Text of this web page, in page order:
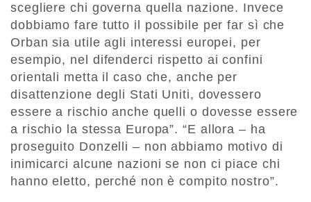
scegliere chi governa quella nazione. Invece
dobbiamo fare tutto il possibile per far sì che
Orban sia utile agli interessi europei, per
esempio, nel difenderci rispetto ai confini
orientali metta il caso che, anche per
disattenzione degli Stati Uniti, dovessero
essere a rischio anche quelli o dovesse essere
a rischio la stessa Europa”. “E allora – ha
proseguito Donzelli – non abbiamo motivo di
inimicarci alcune nazioni se non ci piace chi
hanno eletto, perché non è compito nostro”.